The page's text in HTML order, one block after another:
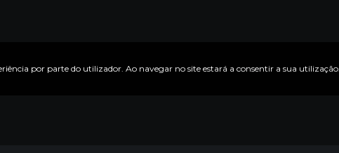
por parte do utilizador. Ao navegar no site estará a consentir a sua utilização.